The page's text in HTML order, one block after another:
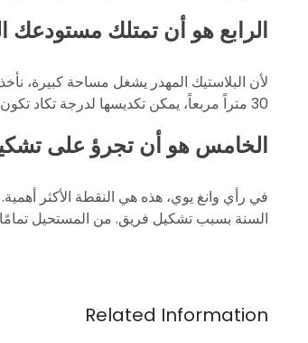
الرابع هو أن تمتلك مستودعك
لأن البلاستيك المهدر يشغل مساحة كبيرة،
30 متراً مربعاً، يمكن تكديسها لدرجة تكاد تكون من المستحيل الدخول إليها. لكسب المال، يحتاج الممارسون بوضوح إلى مكان أكبر.
الخامس هو أن تجرؤ على
السنة بسبب تشكيل فريق. من المستحيل